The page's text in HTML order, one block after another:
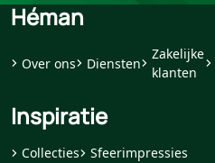
Héman
Over ons Diensten
Zakelijke
klanten
Inspiratie
Collecties Sfeerimpressies